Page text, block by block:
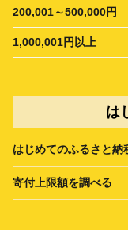
200,001～500,000円
1,000,001円以上
は
はじめてのふるさと納
寄付上限額を調べる